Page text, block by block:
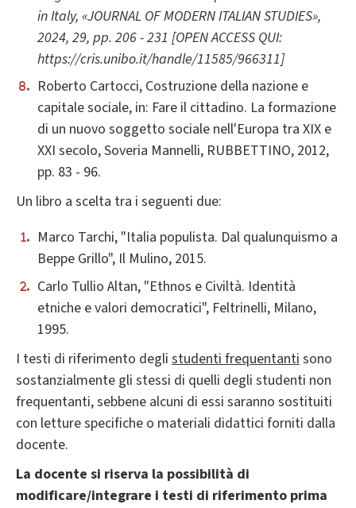
in Italy, «JOURNAL OF MODERN ITALIAN STUDIES»,
2024, 29, pp. 206 - 231 [OPEN ACCESS QUI:
https://cris.unibo.it/handle/11585/966311]
Roberto Cartocci, Costruzione della nazione e
capitale sociale, in: Fare il cittadino. La formazione
di un nuovo soggetto sociale nell'Europa tra XIX e
XXI secolo, Soveria Mannelli, RUBBETTINO, 2012,
pp. 83 - 96.
Un libro a scelta tra i seguenti due:
Marco Tarchi, "Italia populista. Dal qualunquismo a
Beppe Grillo", Il Mulino, 2015.
Carlo Tullio Altan, "Ethnos e Civiltà. Identità
etniche e valori democratici", Feltrinelli, Milano,
1995.
I testi di riferimento degli studenti frequentanti sono
sostanzialmente gli stessi di quelli degli studenti non
frequentanti, sebbene alcuni di essi saranno sostituiti
con letture specifiche o materiali didattici forniti dalla
docente.
La docente si riserva la possibilità di
modificare/integrare i testi di riferimento prima